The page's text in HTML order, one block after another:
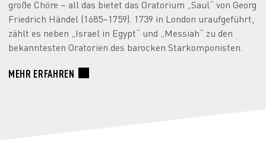
große Chöre – all das bietet das Oratorium „Saul“ von Georg
Friedrich Händel (1685–1759). 1739 in London uraufgeführt,
zählt es neben „Israel in Egypt“ und „Messiah“ zu den
bekanntesten Oratorien des barocken Starkomponisten.
MEHR ERFAHREN